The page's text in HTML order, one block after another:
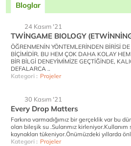
Bloglar
24 Kasım '21
TWİNGAME BIOLOGY
ÖĞRENMENİN YÖNTEMLERİNDEN BİRİSİ
BİÇİMİDİR. BU HEM ÇOK DAHA KOLAY
BİR BİLGİ DENEYİMİMİZE GEÇTİĞİNDE,
DEFALARCA ..
Kategori : Projeler
30 Kasım '21
Every Drop Matters
Farkına varmadığımız bir gerçeklik var bu
olan bileşik su .Sularımız
kaynakları tükeniyor.Önümüzdeki yıllarda
Kategori : Projeler